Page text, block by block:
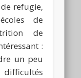
refugie,
de
de
:
un peu